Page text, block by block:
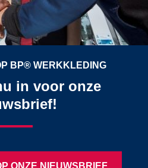
BP® WERKKLEDING
in voor onze
ONZE NIEUWSBRIEF